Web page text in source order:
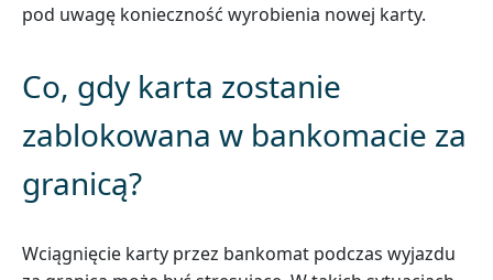
pod uwagę konieczność wyrobienia nowej karty.
Co, gdy karta zostanie
zablokowana w bankomacie za
granicą?
Wciągnięcie karty przez bankomat podczas wyjazdu